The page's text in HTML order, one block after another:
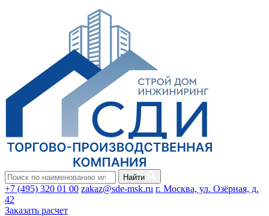
Найти
+7 (495) 320 01 00 zakaz@sde-msk.ru г. Москва, ул. Озёрная, д.
42
Заказать расчет